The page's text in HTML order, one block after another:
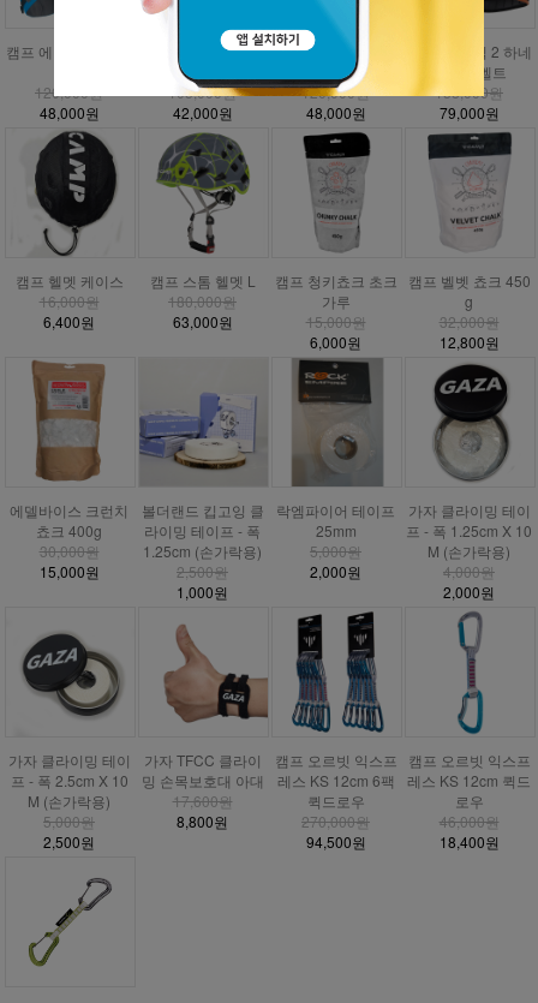
캠프 에너지 CR3 하
120,000원
48,000원
캠프 에너지 하네스
안전벨트
105,000원
42,000원
캠프 에너지 주니어
하네스
120,000원
48,000원
DMM 매버릭 2 하네
스 안전벨트
158,000원
79,000원
캠프 헬멧 케이스
16,000원
6,400원
캠프 스톰 헬멧 L
180,000원
63,000원
캠프 청키쵸크 초크
가루
15,000원
6,000원
캠프 벨벳 쵸크 450
g
32,000원
12,800원
에델바이스 크런치
쵸크 400g
30,000원
15,000원
볼더랜드 킵고잉 클
라이밍 테이프 - 폭
1.25cm (손가락용)
2,500원
1,000원
락엠파이어 테이프
25mm
5,000원
2,000원
가자 클라이밍 테이
프 - 폭 1.25cm X 10
M (손가락용)
4,000원
2,000원
가자 클라이밍 테이
프 - 폭 2.5cm X 10
M (손가락용)
5,000원
2,500원
가자 TFCC 클라이
밍 손목보호대 아대
17,600원
8,800원
캠프 오르빗 익스프
레스 KS 12cm 6팩
퀵드로우
270,000원
94,500원
캠프 오르빗 익스프
레스 KS 12cm 퀵드
로우
46,000원
18,400원